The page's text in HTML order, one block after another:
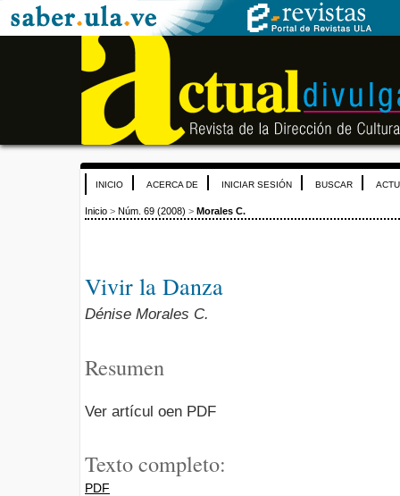
INICIO ACERCA DE INICIAR SESIÓN BUSCAR
Inicio > Núm. 69 (2008) > Morales C.
Vivir la Danza
Dénise Morales C.
Resumen
Ver artícul oen PDF
Texto completo:
PDF